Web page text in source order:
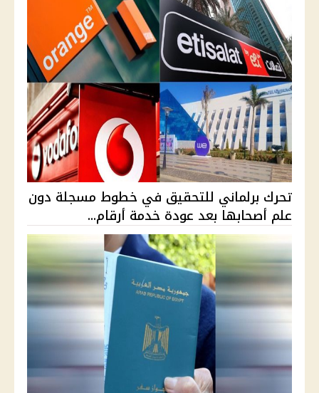
تحرك برلماني للتحقيق في خطوط مسجلة دون
علم أصحابها بعد عودة خدمة أرقام...